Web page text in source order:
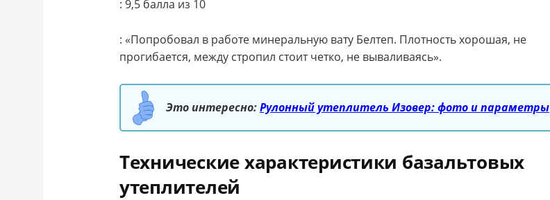
: 9,5 балла из 10
: «Попробовал в работе минеральную вату Белтеп. Плотность хорошая, не
прогибается, между стропил стоит четко, не вываливаясь».
Это интересно:Рулонный утеплитель Изовер: фото и параметры
Технические характеристики базальтовых
утеплителей